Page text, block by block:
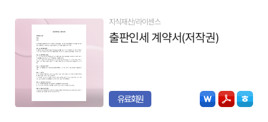
지식재산/라이센스
출판인세 계약서(저작권)
유료회원